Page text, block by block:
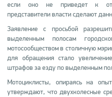
если оно не приведет к
представители власти сделают
Заявление с просьбой
выделенным полосам
мотосообществом в столичную
для обращения стало
штрафов за езду по выделенным
Мотоциклисты, опираясь на
утверждают, что двухколесные